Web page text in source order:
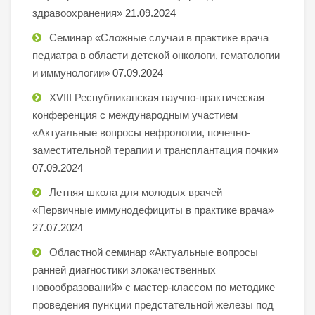
здравоохранения» 21.09.2024
Семинар «Сложные случаи в практике врача
педиатра в области детской онкологи, гематологии
и иммунологии» 07.09.2024
XVIII Республиканская научно-практическая
конференция с международным участием
«Актуальные вопросы нефрологии, почечно-
заместительной терапии и трансплантация почки»
07.09.2024
Летняя школа для молодых врачей
«Первичные иммунодефициты в практике врача»
27.07.2024
Областной семинар «Актуальные вопросы
ранней диагностики злокачественных
новообразований» с мастер-классом по методике
проведения пункции предстательной железы под